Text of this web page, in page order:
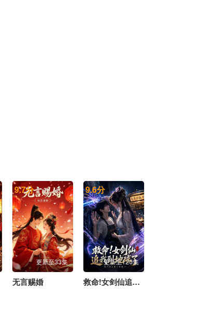
9.7分
更新至33集
无言赐婚
9.6分
更新至120集
救命!女剑仙追到地球了